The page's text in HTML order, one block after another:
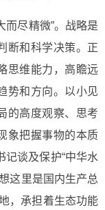
而尽精微”。战略是
断和科学决策。正
思维能力，高瞻远
势和方向。以小见
的高度观察、思考
象把握事物的本质
谈及保护“中华水
这里是国内生产总
，承担着生态功能